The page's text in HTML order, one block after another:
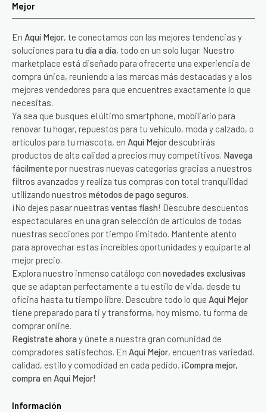
Mejor
En Aquí Mejor, te conectamos con las mejores tendencias y
soluciones para tu día a día, todo en un solo lugar. Nuestro
marketplace está diseñado para ofrecerte una experiencia de
compra única, reuniendo a las marcas más destacadas y a los
mejores vendedores para que encuentres exactamente lo que
necesitas.
Ya sea que busques el último smartphone, mobiliario para
renovar tu hogar, repuestos para tu vehículo, moda y calzado, o
artículos para tu mascota, en Aquí Mejor descubrirás
productos de alta calidad a precios muy competitivos. Navega
fácilmente por nuestras nuevas categorías gracias a nuestros
filtros avanzados y realiza tus compras con total tranquilidad
utilizando nuestros métodos de pago seguros.
¡No dejes pasar nuestras ventas flash! Descubre descuentos
espectaculares en una gran selección de artículos de todas
nuestras secciones por tiempo limitado. Mantente atento
para aprovechar estas increíbles oportunidades y equiparte al
mejor precio.
Explora nuestro inmenso catálogo con novedades exclusivas
que se adaptan perfectamente a tu estilo de vida, desde tu
oficina hasta tu tiempo libre. Descubre todo lo que Aquí Mejor
tiene preparado para ti y transforma, hoy mismo, tu forma de
comprar online.
Regístrate ahora y únete a nuestra gran comunidad de
compradores satisfechos. En Aquí Mejor, encuentras variedad,
calidad, estilo y comodidad en cada pedido. ¡Compra mejor,
compra en Aquí Mejor!
Información